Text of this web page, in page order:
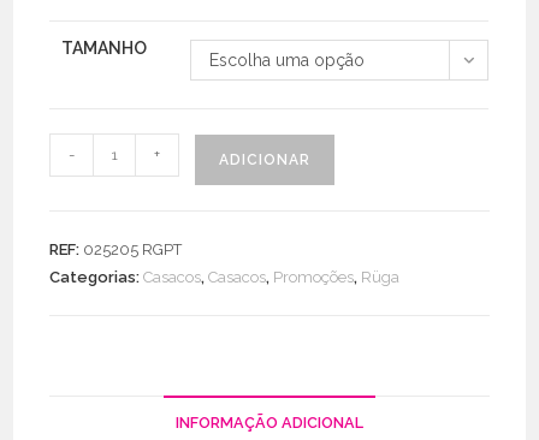
TAMANHO
Escolha uma opção
Quantidade
de
Acolchoado
- + ADICIONAR
REF: 025205 RGPT
Categorias:Casacos,Casacos, Promoções, Rüga
INFORMAÇÃO ADICIONAL